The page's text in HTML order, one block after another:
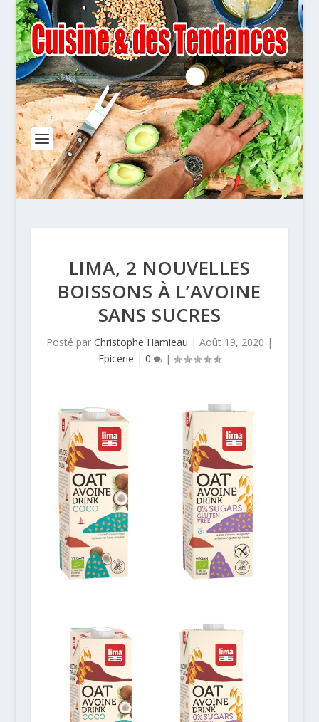
LIMA, 2 NOUVELLES
BOISSONS À L’AVOINE
SANS SUCRES
Posté par Christophe Hamieau | Août 19, 2020 |
Epicerie | 0 |